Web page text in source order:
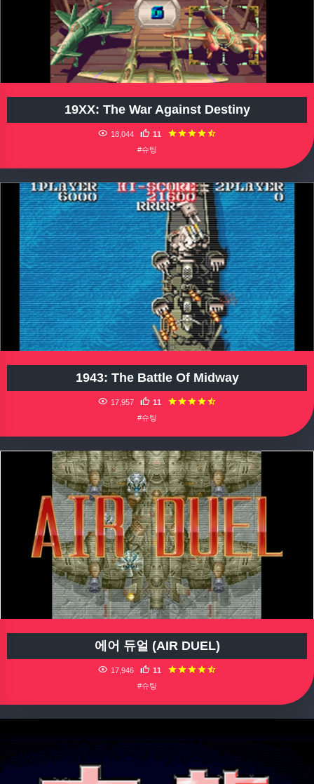
19XX: The War Against Destiny
18,044
11
#슈팅
1943: The Battle Of Midway
17,957
11
#슈팅
에어 듀얼 (AIR DUEL)
17,946
11
#슈팅